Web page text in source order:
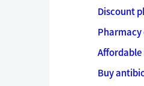
Discount
Pharmacy
Buy